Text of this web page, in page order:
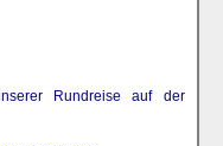
Rundreise auf der